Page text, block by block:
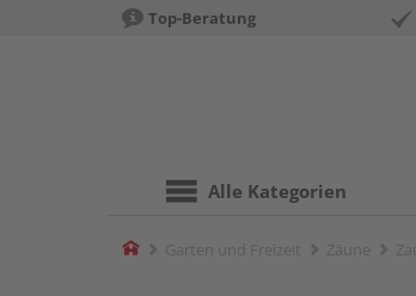
Top-Beratung
Alle Kategorien
Home